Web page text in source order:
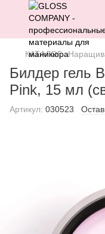
КАТАЛОГ
Билдер гель
Pink, 15 мл
Артикул: 030523